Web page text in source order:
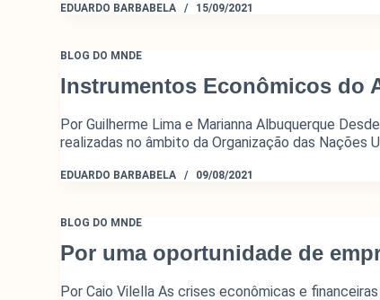
O Monitor do Novo Debate
EDUARDO BARBABELA 15/09/2021
BLOG DO MNDE
Instrumentos Econômicos do
Por Guilherme Lima e Marianna Albuquerque
realizadas no âmbito da Organização das Nações
EDUARDO BARBABELA 09/08/2021
BLOG DO MNDE
Por uma oportunidade de
Por Caio Vilella As crises econômicas e